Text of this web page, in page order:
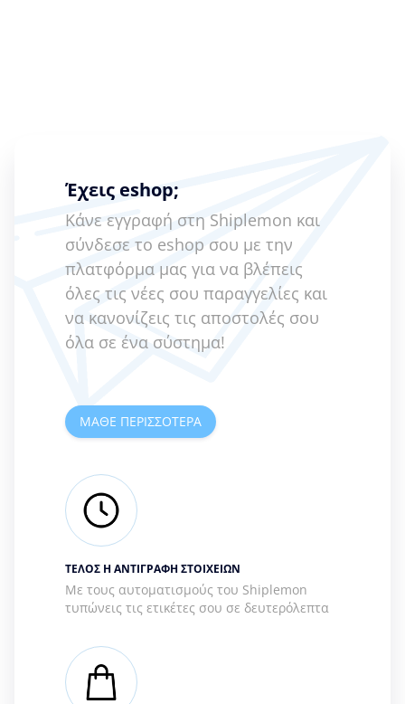
Έχεις eshop;
Κάνε εγγραφή στη Shiplemon και
σύνδεσε το eshop σου με την
πλατφόρμα μας για να βλέπεις
όλες τις νέες σου παραγγελίες και
να κανονίζεις τις αποστολές σου
όλα σε ένα σύστημα!
ΜΑΘΕ ΠΕΡΙΣΣΌΤΕΡΑ
ΤΕΛΟΣ Η ΑΝΤΙΓΡΑΦΗ ΣΤΟΙΧΕΙΩΝ
Με τους αυτοματισμούς του Shiplemon
τυπώνεις τις ετικέτες σου σε δευτερόλεπτα